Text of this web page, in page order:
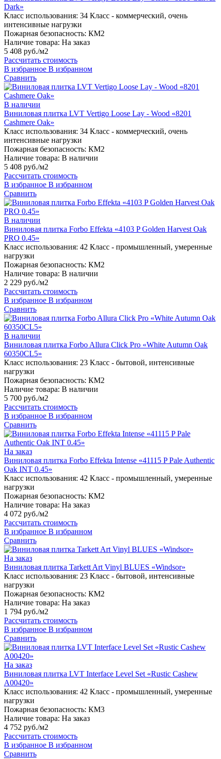
Dark»
Класс использования: 34 Класс - коммерческий, очень
интенсивные нагрузки
Пожарная безопасность: КМ2
Наличие товара: На заказ
5 408 руб./м2
Рассчитать стоимость
В избранное В избранном
Сравнить
В наличии
Виниловая плитка LVT Vertigo Loose Lay - Wood «8201
Cashmere Oak»
Класс использования: 34 Класс - коммерческий, очень
интенсивные нагрузки
Пожарная безопасность: КМ2
Наличие товара: В наличии
5 408 руб./м2
Рассчитать стоимость
В избранное В избранном
Сравнить
В наличии
Виниловая плитка Forbo Effekta «4103 P Golden Harvest Oak
PRO 0.45»
Класс использования: 42 Класс - промышленный, умеренные
нагрузки
Пожарная безопасность: КМ2
Наличие товара: В наличии
2 229 руб./м2
Рассчитать стоимость
В избранное В избранном
Сравнить
В наличии
Виниловая плитка Forbo Allura Click Pro «White Autumn Oak
60350CL5»
Класс использования: 23 Класс - бытовой, интенсивные
нагрузки
Пожарная безопасность: КМ2
Наличие товара: В наличии
5 700 руб./м2
Рассчитать стоимость
В избранное В избранном
Сравнить
На заказ
Виниловая плитка Forbo Effekta Intense «41115 P Pale Authentic
Oak INT 0.45»
Класс использования: 42 Класс - промышленный, умеренные
нагрузки
Пожарная безопасность: КМ2
Наличие товара: На заказ
4 072 руб./м2
Рассчитать стоимость
В избранное В избранном
Сравнить
На заказ
Виниловая плитка Tarkett Art Vinyl BLUES «Windsor»
Класс использования: 23 Класс - бытовой, интенсивные
нагрузки
Пожарная безопасность: КМ2
Наличие товара: На заказ
1 794 руб./м2
Рассчитать стоимость
В избранное В избранном
Сравнить
На заказ
Виниловая плитка LVT Interface Level Set «Rustic Cashew
A00420»
Класс использования: 42 Класс - промышленный, умеренные
нагрузки
Пожарная безопасность: КМ3
Наличие товара: На заказ
4 752 руб./м2
Рассчитать стоимость
В избранное В избранном
Сравнить